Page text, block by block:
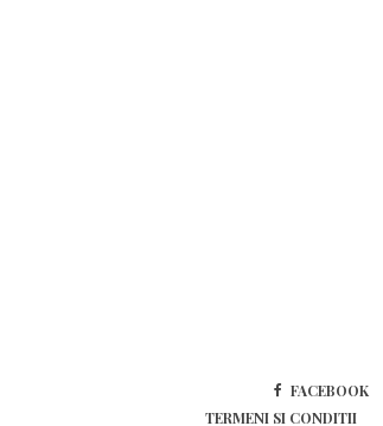
FACEBOOK
TERMENI SI CONDITII